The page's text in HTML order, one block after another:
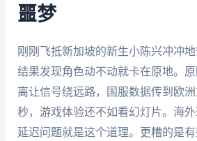
噩梦
刚刚飞抵新加坡的新生小陈兴冲冲地
结果发现角色动不动就卡在原地。
离让信号绕远路，国服数据传到欧
秒，游戏体验还不如看幻灯片。海
延迟问题就是这个道理。更糟的是